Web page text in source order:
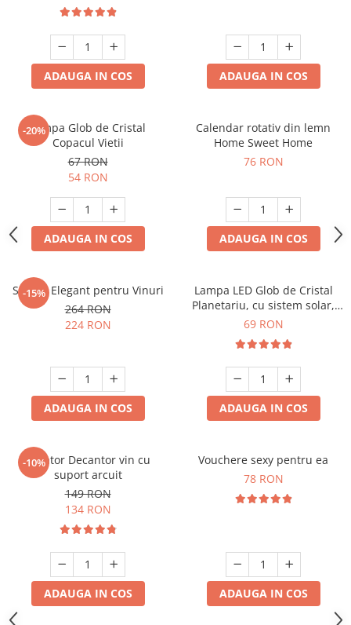
ADAUGA IN COS ADAUGA IN COS
-20%
Lampa Glob de Cristal
Copacul Vietii
67 RON
54 RON
ADAUGA IN COS
Calendar rotativ din lemn
Home Sweet Home
76 RON
ADAUGA IN COS
-15%
Suport Elegant pentru Vinuri
264 RON
224 RON
ADAUGA IN COS
Lampa LED Glob de Cristal
Planetariu, cu sistem solar,
cadou captivant
69 RON
ADAUGA IN COS
-10%
Aerator Decantor vin cu
suport arcuit
149 RON
134 RON
ADAUGA IN COS
Vouchere sexy pentru ea
78 RON
ADAUGA IN COS